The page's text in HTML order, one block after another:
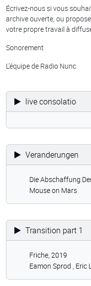
Écrivez-nous si vous
archive ouverte, ou
votre propre travail à
Sonorement
L’équipe de Radio Nunc
live consolatio
Veranderungen
Die Abschaffung
Mouse on Mars
Transition part 1
Friche, 2019
Eamon Sprod , Eric